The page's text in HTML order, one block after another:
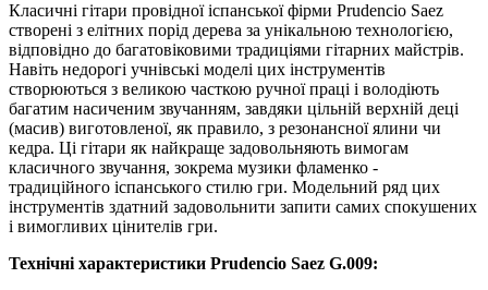
Класичні гітари провідної іспанської фірми Prudencio Saez
створені з елітних порід дерева за унікальною технологією,
відповідно до багатовіковими традиціями гітарних майстрів.
Навіть недорогі учнівські моделі цих інструментів
створюються з великою часткою ручної праці і володіють
багатим насиченим звучанням, завдяки цільній верхній деці
(масив) виготовленої, як правило, з резонансної ялини чи
кедра. Ці гітари як найкраще задовольняють вимогам
класичного звучання, зокрема музики фламенко -
традиційного іспанського стилю гри. Модельний ряд цих
інструментів здатний задовольнити запити самих спокушених
і вимогливих цінителів гри.
Технічні характеристики Prudencio Saez G.009: